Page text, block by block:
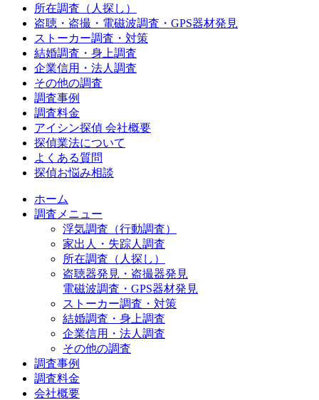
所在調査（人探し）
盗聴・盗撮・電磁波調査・GPS器材発見
ストーカー調査・対策
結婚調査・身上調査
企業信用・法人調査
その他の調査
調査事例
調査料金
アイシン探偵 会社概要
探偵業法について
よくある質問
探偵お悩み相談
ホーム
調査メニュー
浮気調査（行動調査）
家出人・失踪人調査
所在調査（人探し）
盗聴器発見・盗撮器発見
電磁波調査・GPS器材発見
ストーカー調査・対策
結婚調査・身上調査
企業信用・法人調査
その他の調査
調査事例
調査料金
会社概要